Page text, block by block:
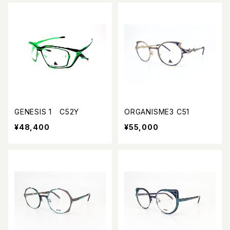
GENESIS 1 C52Y
¥48,400
ORGANISME3 C51
¥55,000